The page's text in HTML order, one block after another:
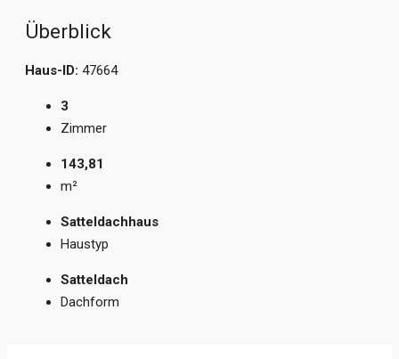
Überblick
Haus-ID: 47664
3
Zimmer
143,81
m²
Satteldachhaus
Haustyp
Satteldach
Dachform